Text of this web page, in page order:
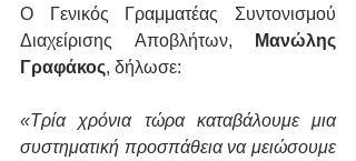
Ο Γενικός Γραμματέας Συντονισμού
Διαχείρισης Αποβλήτων,
Μανώλης
Γραφάκος, δήλωσε:
«Τρία χρόνια τώρα καταβάλουμε μια
συστηματική προσπάθεια να μειώσουμε